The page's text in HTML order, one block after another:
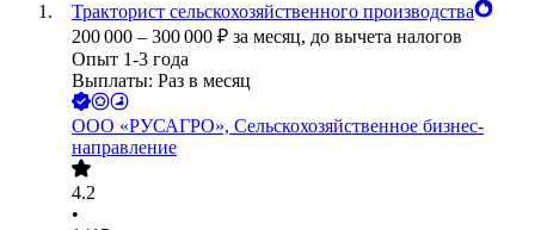
Тракторист сельскохозяйственного производства
200 000 – 300 000 ₽ за месяц, до вычета налогов
Опыт 1-3 года
Выплаты: Раз в месяц
ООО «РУСАГРО», Сельскохозяйственное бизнес-
направление
4.2
•